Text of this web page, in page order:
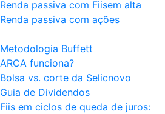
Renda passiva com Fiisem alta
Renda passiva com ações
Metodologia Buffett
ARCA funciona?
Bolsa vs. corte da Selicnovo
Guia de Dividendos
Fiis em ciclos de queda de juros: